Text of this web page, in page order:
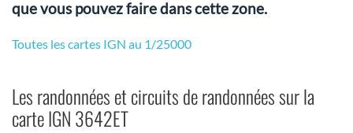
que vous pouvez faire dans cette zone.
Toutes les cartes IGN au 1/25000
Les randonnées et circuits de randonnées sur la
carte IGN 3642ET